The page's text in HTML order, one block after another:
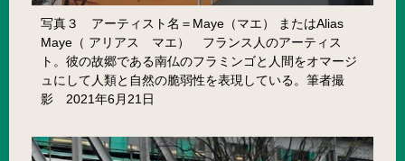
写真３ アーティスト名＝Maye（マエ） またはAlias
Maye（ アリアス マエ） フランス人のアーティス
ト。彼の故郷である南仏のフラミンゴと人間をオマージ
ュにして人類と自然の脆弱性を表現している。筆者撮
影 2021年6月21日